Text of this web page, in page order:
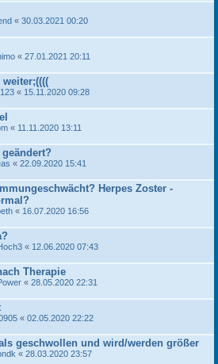
« 30.03.2021 00:20
« 27.01.2021 20:11
« 15.11.2020 09:28
« 11.11.2020 13:11
« 22.09.2020 15:41
Herpes Zoster -
« 16.07.2020 16:56
« 12.06.2020 07:43
Therapie
« 28.05.2020 22:31
« 02.05.2020 22:22
geschwollen und wird/werden größer
« 28.03.2020 23:57